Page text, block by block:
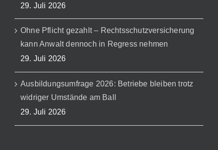
29. Juli 2026
Ohne Pflicht gezahlt – Rechtsschutzversicherung
kann Anwalt dennoch in Regress nehmen
29. Juli 2026
Ausbildungsumfrage 2026: Betriebe bleiben trotz
widriger Umstände am Ball
29. Juli 2026